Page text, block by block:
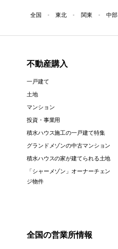
全国 東北 関東 中部
不動産購入
一戸建て
土地
マンション
投資・事業用
積水ハウス施工の一戸建て特集
グランドメゾンの中古マンション
積水ハウスの家が建てられる土地
「シャーメゾン」オーナーチェン
ジ物件
全国の営業所情報